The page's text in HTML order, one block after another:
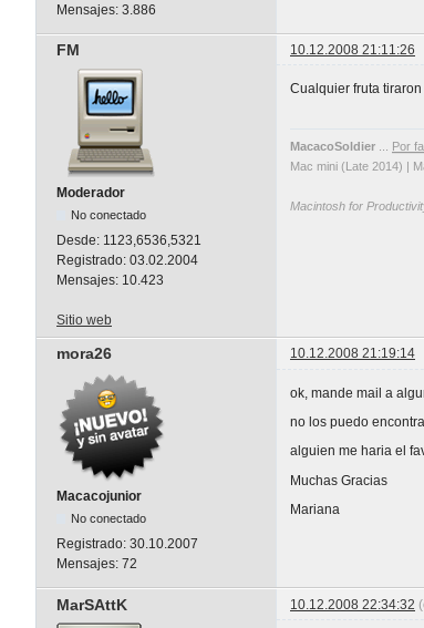
Mensajes: 3.886
FM 10.12.2008 21:11:26
Moderador
No conectado
Desde: 1123,6536,5321
Registrado: 03.02.2004
Mensajes: 10.423
Cualquier fruta
MacacoSoldier
Por
Mac mini (Late 2014) |
Macintosh for
Sitio web
mora26 10.12.2008 21:19:14
Macacojunior
No conectado
Registrado: 30.10.2007
Mensajes: 72
ok, mande mail a
no los puedo
alguien me haria el
Muchas Gracias
Mariana
MarSAttK 10.12.2008 22:34:32